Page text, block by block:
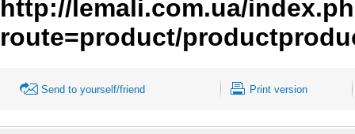
http://lemali.com.ua/
route=product/
Send to yourself/friend Print version